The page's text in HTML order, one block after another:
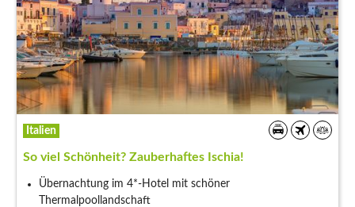
Italien
So viel Schönheit? Zauberhaftes Ischia!
Übernachtung im 4*-Hotel mit schöner
Thermalpoollandschaft